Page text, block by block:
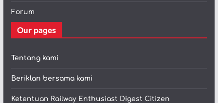
Forum
Our pages
Tentang kami
Beriklan bersama kami
Ketentuan Railway Enthusiast Digest Citizen